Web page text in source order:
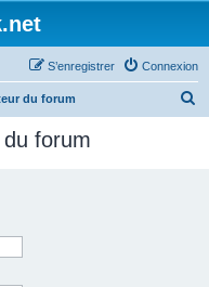
Connexion
S’enregistrer
du forum
forum